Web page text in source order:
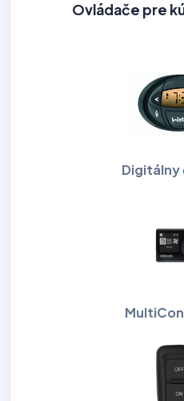
Ovládače pre
Digitálny